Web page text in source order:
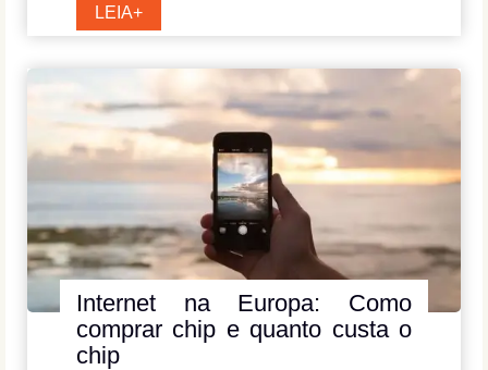
LEIA+Roteiro
de
Taiwan:
Onde
e
o
fazer?
Internet na Europa: Como
comprar chip e quanto custa o
chip